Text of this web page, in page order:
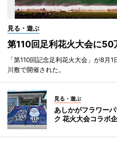
見る・遊ぶ
第110回足利花火大会に
「第110回記念足利花火大会」が8月
川敷で開催された。
見る・遊ぶ
あしかがフラワー
ク 花火大会コラボ